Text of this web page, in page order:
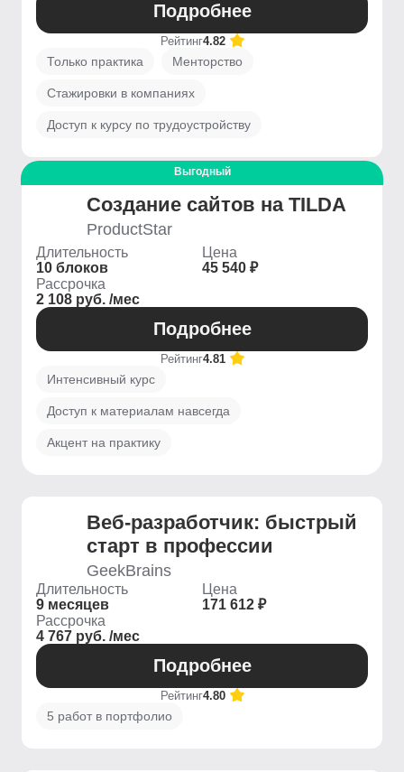
Подробнее
Рейтинг4.82
Только практика Менторство
Стажировки в компаниях
Доступ к курсу по трудоустройству
Выгодный
Создание сайтов на TILDA
ProductStar
Длительность
10 блоков
Цена
45 540 ₽
Рассрочка
2 108 руб. /мес
Подробнее
Рейтинг4.81
Интенсивный курс
Доступ к материалам навсегда
Акцент на практику
Веб-разработчик: быстрый
старт в профессии
GeekBrains
Длительность
9 месяцев
Цена
171 612 ₽
Рассрочка
4 767 руб. /мес
Подробнее
Рейтинг4.80
5 работ в портфолио